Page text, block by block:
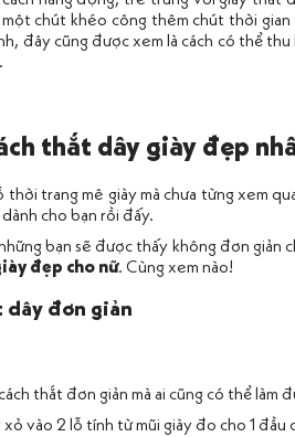
chút khéo công thêm chút thời gian
đây cũng được xem là cách có thể
thắt dây giày đẹp
trang mê giày mà chưa từng xem
cho bạn rồi đấy.
bạn sẽ được thấy không đơn giản
đẹp cho nữ. Cùng xem nào!
dây đơn giản
thắt đơn giản mà ai cũng có thể làm
vào 2 lỗ tính từ mũi giày đo cho 1